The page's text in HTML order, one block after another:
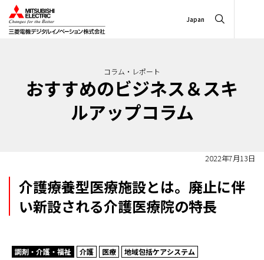
Japan
コラム・レポート
おすすめのビジネス＆スキ
ルアップコラム
2022年7月13日
介護療養型医療施設とは。廃止に伴
い新設される介護医療院の特長
調剤・介護・福祉 介護 医療 地域包括ケアシステム